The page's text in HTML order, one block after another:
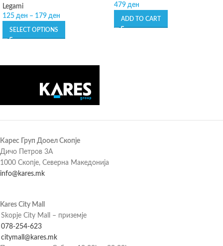
Legami
125 ден – 179 ден
SELECT OPTIONS
479 ден
ADD TO CART
Карес Груп Дооел Скопје
Дичо Петров 3А
1000 Скопје, Северна Македонија
info@kares.mk
Kares City Mall
Skopje City Mall – приземје
078-254-623
citymall@kares.mk